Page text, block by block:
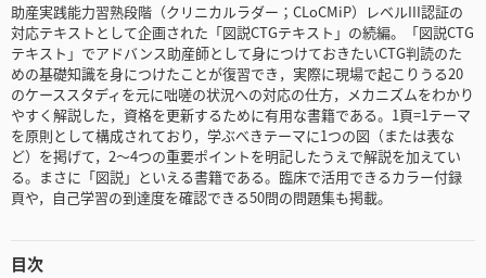
助産実践能力習熟段階（クリニカルラダー；CLoCMiP）レベルIII認証の
対応テキストとして企画された「図説CTGテキスト」の続編。「図説CTG
テキスト」でアドバンス助産師として身につけておきたいCTG判読のた
めの基礎知識を身につけたことが復習でき，実際に現場で起こりうる20
のケーススタディを元に咄嗟の状況への対応の仕方，メカニズムをわかり
やすく解説した，資格を更新するために有用な書籍である。1頁=1テーマ
を原則として構成されており，学ぶべきテーマに1つの図（または表な
ど）を掲げて，2〜4つの重要ポイントを明記したうえで解説を加えてい
る。まさに「図説」といえる書籍である。臨床で活用できるカラー付録
頁や，自己学習の到達度を確認できる50問の問題集も掲載。
目次